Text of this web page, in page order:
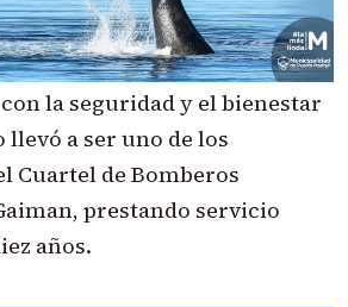
la seguridad y el bienestar
llevó a ser uno de los
Cuartel de Bomberos
prestando servicio
años.